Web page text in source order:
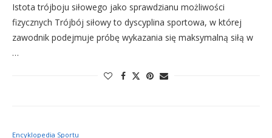
Istota trójboju siłowego jako sprawdzianu możliwości
fizycznych Trójbój siłowy to dyscyplina sportowa, w której
zawodnik podejmuje próbę wykazania się maksymalną siłą w
…
Encyklopedia Sportu